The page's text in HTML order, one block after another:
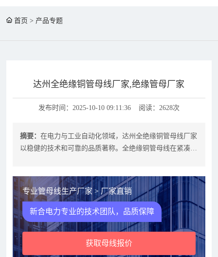
首页 > 产品专题
达州全绝缘铜管母线厂家,绝缘管母厂家
发布时间：2025-10-10 09:11:36 阅读：2628次
摘要：在电力与工业自动化领域，达州全绝缘铜管母线厂家
以稳健的技术和可靠的品质著称。全绝缘铜管母线在紧凑空
专业管母线生产厂家 > 厂家直销
新合电力专业的技术团队，品质保障
获取母线报价